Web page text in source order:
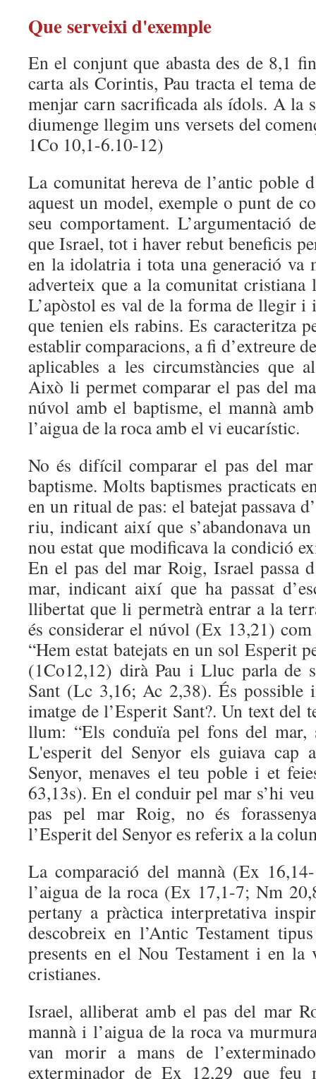
Que serveixi d'exemple
En el conjunt que abasta des de 8,1
carta als Corintis, Pau tracta el tema
menjar carn sacrificada als ídols. A la
diumenge llegim uns versets del
1Co 10,1-6.10-12)
La comunitat hereva de l’antic poble
aquest un model, exemple o punt de
seu comportament. L’argumentació
que Israel, tot i haver rebut beneficis
en la idolatria i tota una generació va
adverteix que a la comunitat cristiana
L’apòstol es val de la forma de llegir i
que tenien els rabins. Es caracteritza
establir comparacions, a fi d’extreure
aplicables a les circumstàncies que
Això li permet comparar el pas del
núvol amb el baptisme, el mannà
l’aigua de la roca amb el vi eucarístic.
No és difícil comparar el pas del
baptisme. Molts baptismes practicats
en un ritual de pas: el batejat passava
riu, indicant així que s’abandonava
nou estat que modificava la condició
En el pas del mar Roig, Israel passa
mar, indicant així que ha passat
llibertat que li permetrà entrar a la
és considerar el núvol (Ex 13,21)
“Hem estat batejats en un sol Esperit
(1Co12,12) dirà Pau i Lluc parla de
Sant (Lc 3,16; Ac 2,38). És possible
imatge de l’Esperit Sant?. Un text del
llum: “Els conduïa pel fons del mar,
L'esperit del Senyor els guiava
Senyor, menaves el teu poble i et
63,13s). En el conduir pel mar s’hi
pas pel mar Roig, no és
l’Esperit del Senyor es referix a la
La comparació del mannà (Ex
l’aigua de la roca (Ex 17,1-7; Nm
pertany a pràctica interpretativa
descobreix en l’Antic Testament
presents en el Nou Testament i en la
cristianes.
Israel, alliberat amb el pas del mar
mannà i l’aigua de la roca va
van morir a mans de
exterminador de Ex 12,29 que feu